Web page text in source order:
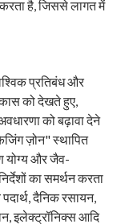
है, जिससे लागत में
प्रतिबंध और
को देखते हुए,
को बढ़ावा देने
ज़ोन" स्थापित
योग्य और जैव-
का समर्थन करता
दैनिक रसायन,
इलेक्ट्रॉनिक्स आदि